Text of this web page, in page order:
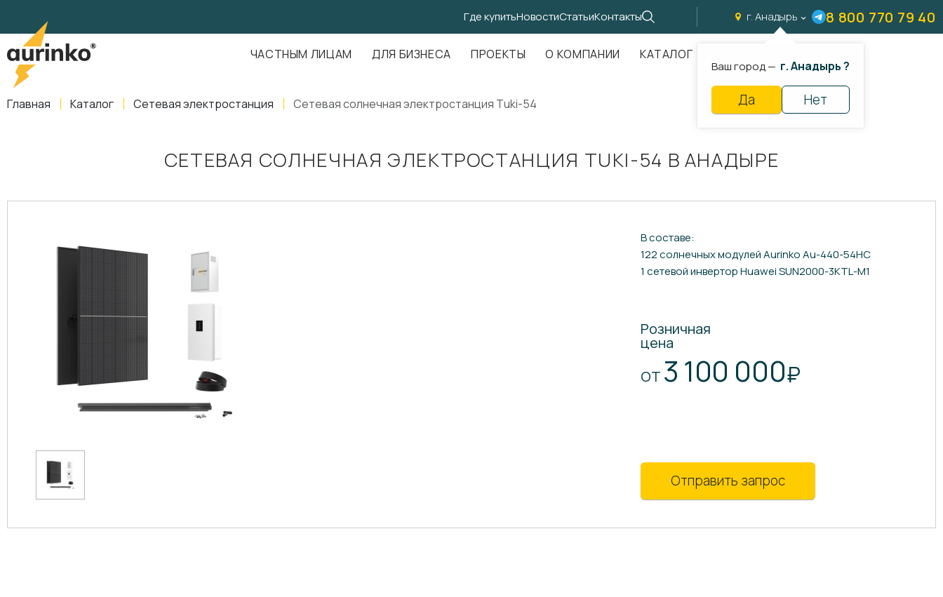
Где купитьНовостиСтатьиКонтакты г. Анадырь
Ваш город — г. Анадырь ?
Да Нет
8 800 770 79 40
ЧАСТНЫМ ЛИЦАМ ДЛЯ БИЗНЕСА ПРОЕКТЫ О КОМПАНИИ КАТАЛОГ
Главная Каталог Сетевая электростанция Сетевая солнечная электростанция Tuki-54
СЕТЕВАЯ СОЛНЕЧНАЯ ЭЛЕКТРОСТАНЦИЯ TUKI-54 В АНАДЫРЕ
В составе:
122 солнечных модулей Aurinko Au-440-54HC
1 сетевой инвертор Huawei SUN2000-3KTL-M1
Розничная
цена
ОТ 3 100 000₽
Отправить запрос
,Свердловская область
info@aurinkos.com
8-800-770-79-40